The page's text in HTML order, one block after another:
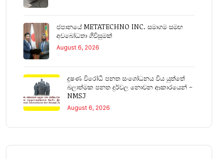
ජපානයේ METATECHNO INC. සමාගම සමඟ
අවබෝධතා ගිවිසුමක්
August 6, 2026
දූෂණ විරෝධී පනත සංශෝධනය විය යුත්තේ
බලාත්මක පනත දුර්වල නොවන ආකාරයෙන් –
NMSJ
August 6, 2026